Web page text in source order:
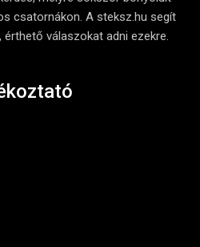
csatornákon. A steksz.hu segít
érthető válaszokat adni ezekre.